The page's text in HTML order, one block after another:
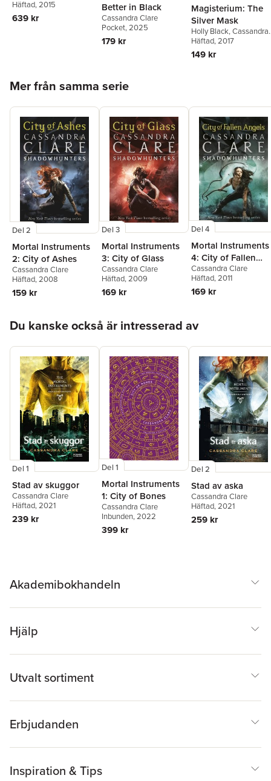
(Boxed Set):
Clockwork Angel;
Häftad, 2015
639 kr
Better in Black
Cassandra Clare
Pocket, 2025
179 kr
Magisterium: The
Silver Mask
Holly Black,Cassandra
Clare
Häftad, 2017
149 kr
Mer från samma serie
Del 2
Mortal Instruments
2: City of Ashes
Cassandra Clare
Häftad, 2008
159 kr
Del 3
Mortal Instruments
3: City of Glass
Cassandra Clare
Häftad, 2009
169 kr
Del 4
Mortal Instruments
4: City of Fallen
Angels
Cassandra Clare
Häftad, 2011
169 kr
Du kanske också är intresserad av
Del 1
Stad av skuggor
Cassandra Clare
Häftad, 2021
239 kr
Del 1
Mortal Instruments
1: City of Bones
Cassandra Clare
Inbunden, 2022
399 kr
Del 2
Stad av aska
Cassandra Clare
Häftad, 2021
259 kr
Akademibokhandeln
Hjälp
Utvalt sortiment
Erbjudanden
Inspiration & Tips